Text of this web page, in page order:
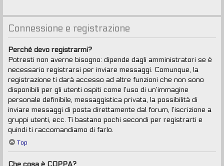
Connessione e registrazione
Perché devo registrarmi?
Potresti non averne bisogno: dipende dagli amministratori se è
necessario registrarsi per inviare messaggi. Comunque, la
registrazione ti darà accesso ad altre funzioni che non sono
disponibili per gli utenti ospiti come l’uso di un’immagine
personale definibile, messaggistica privata, la possibilità di
inviare messaggi di posta direttamente dal forum, l’iscrizione a
gruppi utenti, ecc. Ti bastano pochi secondi per registrarti e
quindi ti raccomandiamo di farlo.
Top
Che cosa è COPPA?